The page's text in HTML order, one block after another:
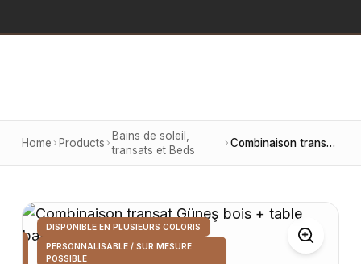
Home Products
Bains de soleil,
transats et Beds
Combinaison transat Güneş bois + table basse
DISPONIBLE EN PLUSIEURS COLORIS
PERSONNALISABLE / SUR MESURE
POSSIBLE